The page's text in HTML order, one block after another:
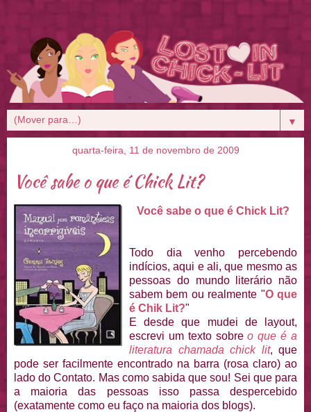
▼
quarta-feira, 11 de novembro de 2009
Você sabe o que é Chick Lit?
Você sabe o que é Chick Lit?
Todo dia venho percebendo
indícios, aqui e ali, que mesmo as
pessoas do mundo literário não
sabem bem ou realmente "O que
é Chik Lit?"
E desde que mudei de layout,
escrevi um texto sobreo que é a
literatura chamada chick lit, que
pode ser facilmente encontrado na barra (rosa claro) ao
lado do Contato. Mas como sabida que sou! Sei que para
a maioria das pessoas isso passa despercebido
(exatamente como eu faço na maioria dos blogs).